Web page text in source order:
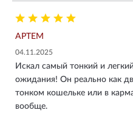
АРТЕМ
04.11.2025
Искал самый тонкий и
ожидания! Он реально как
тонком кошельке или в
вообще.